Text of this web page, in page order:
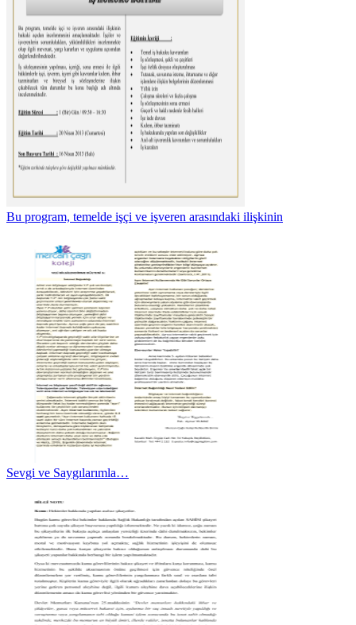
Bu program, temelde işçi ve işveren arasındaki ilişkinin
Sevgi ve Saygılarımla…